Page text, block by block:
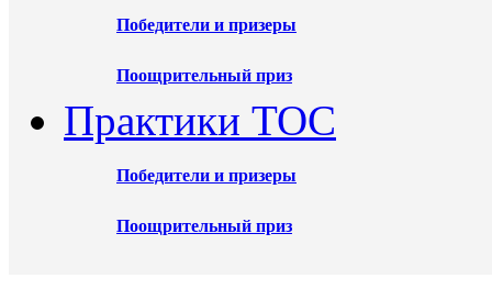
Победители и призеры
Поощрительный приз
Практики ТОС
Победители и призеры
Поощрительный приз